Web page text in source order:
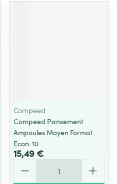
Compeed
Compeed Pansement
Ampoules Moyen Format
Econ. 10
15,49 €